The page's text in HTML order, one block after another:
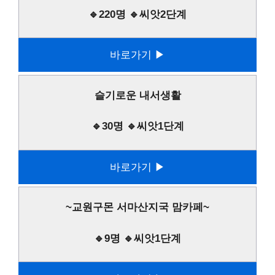
🔹220명 🔹씨앗2단계
바로가기 ▶
슬기로운 내서생활
🔹30명 🔹씨앗1단계
바로가기 ▶
~교원구몬 서마산지국 맘카페~
🔹9명 🔹씨앗1단계